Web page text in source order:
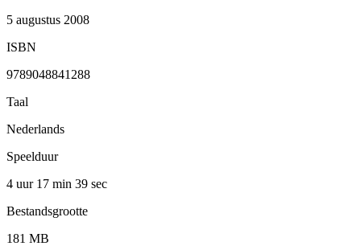
5 augustus 2008
ISBN
9789048841288
Taal
Nederlands
Speelduur
4 uur 17 min 39 sec
Bestandsgrootte
181 MB